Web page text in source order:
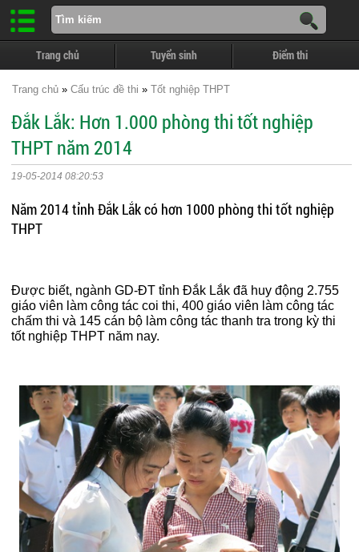
Trang chủ Tuyển sinh Điểm thi
Trang chủ » Cấu trúc đề thi » Tốt nghiệp THPT
Đắk Lắk: Hơn 1.000 phòng thi tốt nghiệp
THPT năm 2014
19-05-2014 08:20:53
Năm 2014 tỉnh Đắk Lắk có hơn 1000 phòng thi tốt nghiệp
THPT
Được biết, ngành GD-ĐT tỉnh Đắk Lắk đã huy động 2.755
giáo viên làm công tác coi thi, 400 giáo viên làm công tác
chấm thi và 145 cán bộ làm công tác thanh tra trong kỳ thi
tốt nghiệp THPT năm nay.